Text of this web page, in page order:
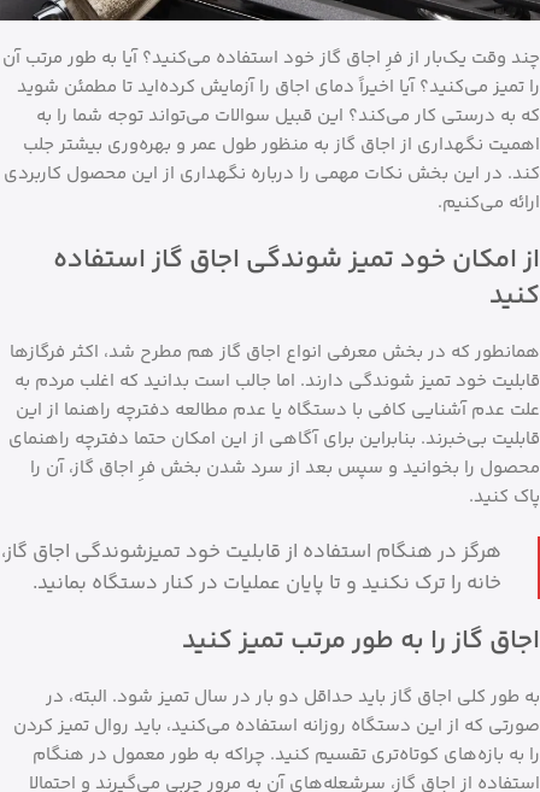
چند وقت یک‌بار از فرِ اجاق گاز خود استفاده می‌کنید؟ آیا به طور مرتب آن
را تمیز می‌کنید؟ آیا اخیراً دمای اجاق را آزمایش کرده‌اید تا مطمئن شوید
که به درستی کار می‌کند؟ این قبیل سوالات می‌تواند توجه شما را به
اهمیت نگهداری از اجاق گاز به منظور طول عمر و بهره‌وری بیشتر جلب
کند. در این بخش نکات مهمی را درباره نگهداری از این محصول کاربردی
ارائه می‌کنیم.
از امکان خود تمیز شوندگی اجاق گاز استفاده
کنید
همانطور که در بخش معرفی انواع اجاق گاز هم مطرح شد، اکثر فرگازها
قابلیت خود تمیز شوندگی دارند. اما جالب است بدانید که اغلب مردم به
علت عدم آشنایی کافی با دستگاه یا عدم مطالعه دفترچه راهنما از این
قابلیت بی‌خبرند. بنابراین برای آگاهی از این امکان حتما دفترچه راهنمای
محصول را بخوانید و سپس بعد از سرد شدن بخش فرِ اجاق گاز، آن را
پاک کنید.
هرگز در هنگام استفاده از قابلیت خود تمیزشوندگی اجاق گاز،
خانه را ترک نکنید و تا پایان عملیات در کنار دستگاه بمانید.
اجاق گاز را به طور مرتب تمیز کنید
به طور کلی اجاق گاز باید حداقل دو بار در سال تمیز شود. البته، در
صورتی که از این دستگاه روزانه استفاده می‌کنید، باید روال تمیز کردن
را به بازه‌های کوتاه‌تری تقسیم کنید. چراکه به طور معمول در هنگام
استفاده از اجاق گاز، سرشعله‌های آن به مرور چربی می‌گیرند و احتمالا